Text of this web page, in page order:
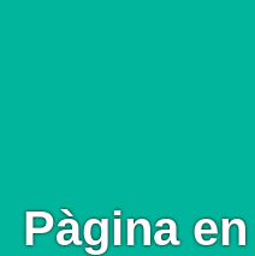
Pàgina